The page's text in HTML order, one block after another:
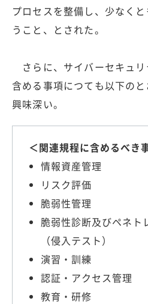
プロセスを整備し、少なく
うこと、とされた。
さらに、サイバーセキュ
含める事項につても以下の
興味深い。
＜関連規程に含めるべき
情報資産管理
リスク評価
脆弱性管理
脆弱性診断及びペネト
（侵入テスト）
演習・訓練
認証・アクセス管理
教育・研修